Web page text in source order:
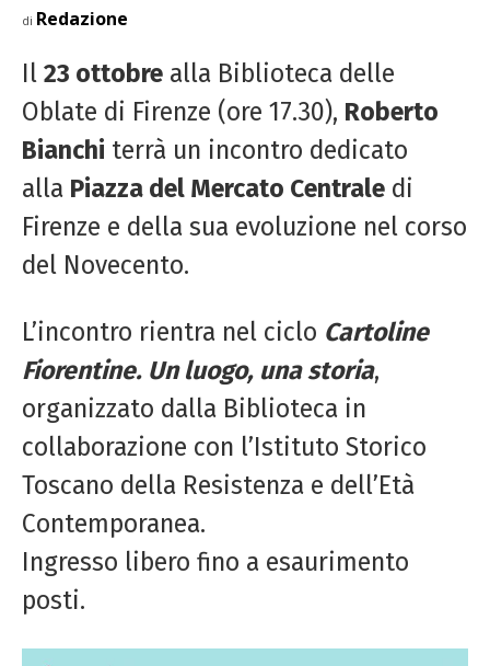
di Redazione
Il 23 ottobre alla Biblioteca delle
Oblate di Firenze (ore 17.30), Roberto
Bianchi terrà un incontro dedicato
alla Piazza del Mercato Centrale di
Firenze e della sua evoluzione nel corso
del Novecento.
L’incontro rientra nel ciclo Cartoline
Fiorentine. Un luogo, una storia,
organizzato dalla Biblioteca in
collaborazione con l’Istituto Storico
Toscano della Resistenza e dell’Età
Contemporanea.
Ingresso libero fino a esaurimento
posti.